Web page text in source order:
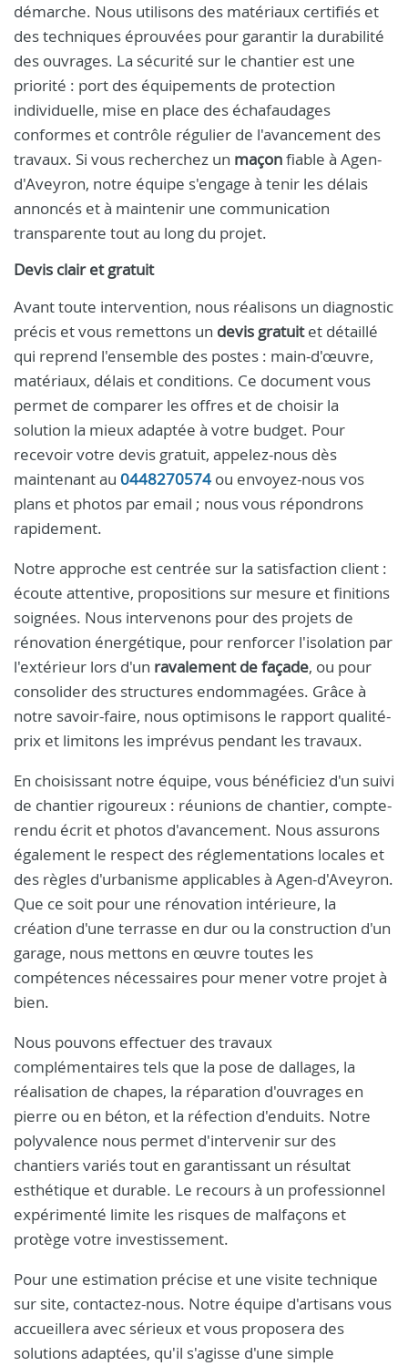
démarche. Nous utilisons des matériaux certifiés et
des techniques éprouvées pour garantir la durabilité
des ouvrages. La sécurité sur le chantier est une
priorité : port des équipements de protection
individuelle, mise en place des échafaudages
conformes et contrôle régulier de l'avancement des
travaux. Si vous recherchez un maçonfiable à Agen-
d'Aveyron, notre équipe s'engage à tenir les délais
annoncés et à maintenir une communication
transparente tout au long du projet.
Devis clair et gratuit
Avant toute intervention, nous réalisons un diagnostic
précis et vous remettons un devis gratuitet détaillé
qui reprend l'ensemble des postes : main-d'œuvre,
matériaux, délais et conditions. Ce document vous
permet de comparer les offres et de choisir la
solution la mieux adaptée à votre budget. Pour
recevoir votre devis gratuit, appelez-nous dès
maintenant au 0448270574 ou envoyez-nous vos
plans et photos par email ; nous vous répondrons
rapidement.
Notre approche est centrée sur la satisfaction client :
écoute attentive, propositions sur mesure et finitions
soignées. Nous intervenons pour des projets de
rénovation énergétique, pour renforcer l'isolation par
l'extérieur lors d'un ravalement de façade, ou pour
consolider des structures endommagées. Grâce à
notre savoir-faire, nous optimisons le rapport qualité-
prix et limitons les imprévus pendant les travaux.
En choisissant notre équipe, vous bénéficiez d'un suivi
de chantier rigoureux : réunions de chantier, compte-
rendu écrit et photos d'avancement. Nous assurons
également le respect des réglementations locales et
des règles d'urbanisme applicables à Agen-d'Aveyron.
Que ce soit pour une rénovation intérieure, la
création d'une terrasse en dur ou la construction d'un
garage, nous mettons en œuvre toutes les
compétences nécessaires pour mener votre projet à
bien.
Nous pouvons effectuer des travaux
complémentaires tels que la pose de dallages, la
réalisation de chapes, la réparation d'ouvrages en
pierre ou en béton, et la réfection d'enduits. Notre
polyvalence nous permet d'intervenir sur des
chantiers variés tout en garantissant un résultat
esthétique et durable. Le recours à un professionnel
expérimenté limite les risques de malfaçons et
protège votre investissement.
Pour une estimation précise et une visite technique
sur site, contactez-nous. Notre équipe d'artisans vous
accueillera avec sérieux et vous proposera des
solutions adaptées, qu'il s'agisse d'une simple